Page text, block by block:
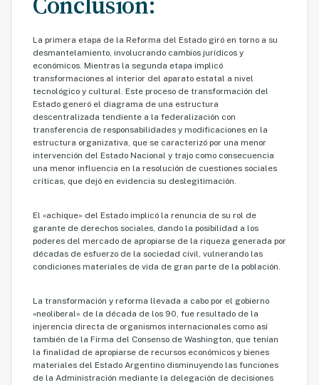
La primera etapa de la Reforma del Estado giró en torno a su
desmantelamiento, involucrando cambios jurídicos y
económicos. Mientras la segunda etapa implicó
transformaciones al interior del aparato estatal a nivel
tecnológico y cultural. Este proceso de transformación del
Estado generó el diagrama de una estructura
descentralizada tendiente a la federalización con
transferencia de responsabilidades y modificaciones en la
estructura organizativa, que se caracterizó por una menor
intervención del Estado Nacional y trajo como consecuencia
una menor influencia en la resolución de cuestiones sociales
críticas, que dejó en evidencia su deslegitimación.
El «achique» del Estado implicó la renuncia de su rol de
garante de derechos sociales, dando la posibilidad a los
poderes del mercado de apropiarse de la riqueza generada por
décadas de esfuerzo de la sociedad civil, vulnerando las
condiciones materiales de vida de gran parte de la población.
La transformación y reforma llevada a cabo por el gobierno
«neoliberal» de la década de los 90, fue resultado de la
injerencia directa de organismos internacionales como así
también de la Firma del Consenso de Washington, que tenían
la finalidad de apropiarse de recursos económicos y bienes
materiales del Estado Argentino disminuyendo las funciones
de la Administración mediante la delegación de decisiones